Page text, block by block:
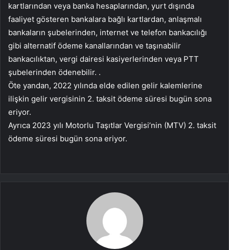
kartlarından veya banka hesaplarından, yurt dışında
faaliyet gösteren bankalara bağlı kartlardan, anlaşmalı
bankaların şubelerinden, internet ve telefon bankacılığı
gibi alternatif ödeme kanallarından ve taşınabilir
bankacılıktan, vergi dairesi kasiyerlerinden veya PTT
şubelerinden ödenebilir. .
Öte yandan, 2022 yılında elde edilen gelir kalemlerine
ilişkin gelir vergisinin 2. taksit ödeme süresi bugün sona
eriyor.
Ayrıca 2023 yılı Motorlu Taşıtlar Vergisi’nin (MTV) 2. taksit
ödeme süresi bugün sona eriyor.